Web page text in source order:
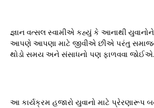
જ્ઞાન વત્સલ સ્વામીએ કહ્યું કે આનાથી
આપણે આપણા માટે જીવીએ છીએ પરંતુ
થોડો સમય અને સંસાધનો પણ ફાળવવા
આ કાર્યક્રમ હજારો યુવાનો માટે પ્રેરણારૂપ